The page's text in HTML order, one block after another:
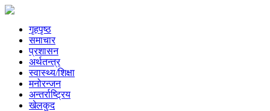
गृहपृष्ठ
समाचार
प्रशासन
अर्थतन्त्र
स्वास्थ्य/शिक्षा
मनोरन्जन
अन्तर्राष्ट्रिय
खेलकुद